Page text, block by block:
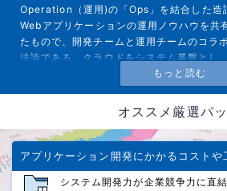
Operation（運用)の「Ops」を結合した造
Webアプリケーションの運用ノウハウを共
たもので、開発チームと運用チームのコラ
法論である。クラウドをシステム基盤とし
として用い、Webアプリケーションをベー
当面のDevOpsの適用対象として想定され
は、ビジネス環境の変化に対応して新しい
入するために、それを支えるITシステム構
環としても広く注目されている。
オススメ厳選パ
システム開発力が企業競争力に直